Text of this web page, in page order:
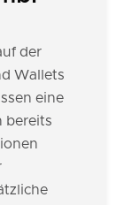
der
Wallets
eine
bereits